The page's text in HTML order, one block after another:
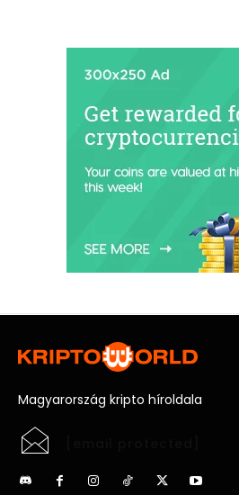
Magyarország kripto híroldala